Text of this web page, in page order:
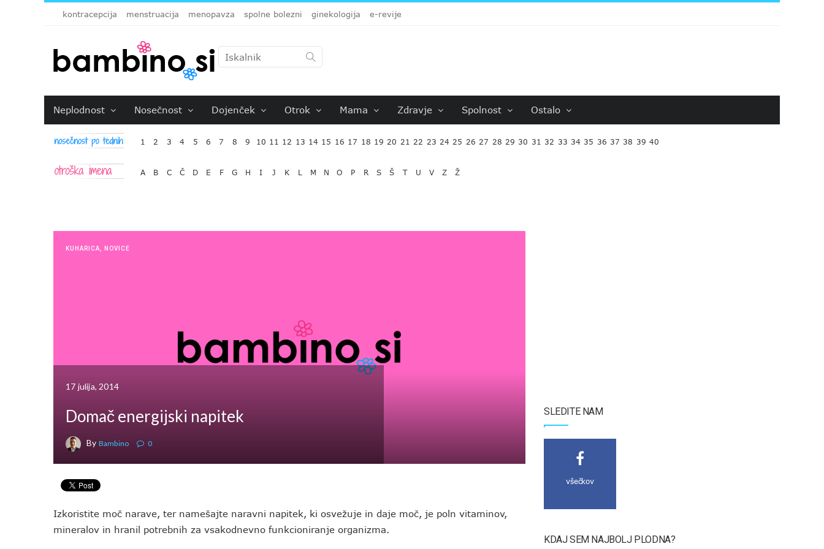
kontracepcija menstruacija menopavza spolne bolezni ginekologija e-revije
Neplodnost Nosečnost Dojenček Otrok Mama Zdravje Spolnost Ostalo
1 2 3 4 5 6 7 8 9 10 11 12 13 14 15 16 17 18 19 20 21 22 23 24 25 26 27 28 29 30 31 32 33 34 35 36 37 38 39 40
A B C Č D E F G H I J K L M N O P R S Š T U V Z Ž
KUHARICA NOVICE
17 julija, 2014
Domač energijski napitek
By Bambino 0
Izkoristite moč narave, ter namešajte naravni napitek, ki osvežuje in daje moč, je poln vitaminov,
mineralov in hranil potrebnih za vsakodnevno funkcioniranje organizma.
SLEDITE NAM
všečkov
KDAJ SEM NAJBOLJ PLODNA?